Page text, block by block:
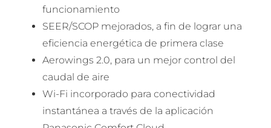
funcionamiento
SEER/SCOP mejorados, a fin de lograr una
eficiencia energética de primera clase
Aerowings 2.0, para un mejor control del
caudal de aire
Wi-Fi incorporado para conectividad
instantánea a través de la aplicación